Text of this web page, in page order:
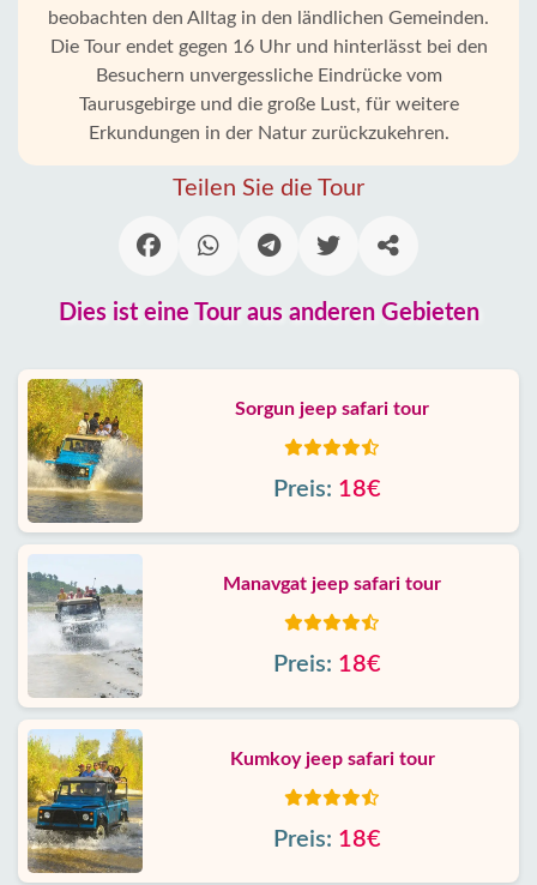
beobachten den Alltag in den ländlichen Gemeinden.
Die Tour endet gegen 16 Uhr und hinterlässt bei den
Besuchern unvergessliche Eindrücke vom
Taurusgebirge und die große Lust, für weitere
Erkundungen in der Natur zurückzukehren.
Teilen Sie die Tour
Dies ist eine Tour aus anderen Gebieten
Sorgun jeep safari tour
Preis: 18€
Manavgat jeep safari tour
Preis: 18€
Kumkoy jeep safari tour
Preis: 18€